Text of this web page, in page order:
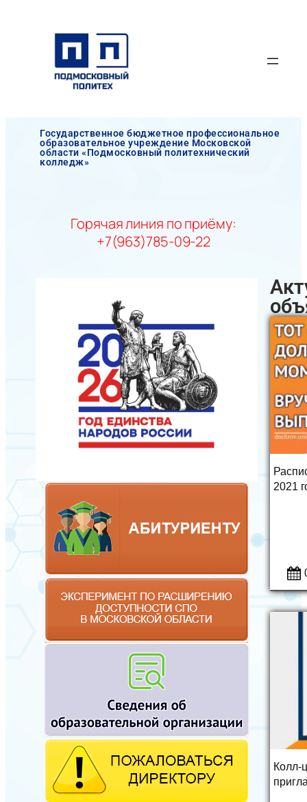
Государственное бюджетное профессиональное
образовательное учреждение Московской
области «Подмосковный политехнический
колледж»
Горячая линия по приёму:
+7(963)785-09-22
2021
Колл-